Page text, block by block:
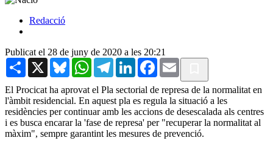
Redacció
Publicat el 28 de juny de 2020 a les 20:21
Share X BlueskyWhatsAppTelegramLinkedInFacebook
Email
El Procicat ha aprovat el Pla sectorial de represa de la normalitat en
l'àmbit residencial. En aquest pla es regula la situació a les
residències per continuar amb les accions de desescalada als centres
i es busca encarar la 'fase de represa' per "recuperar la normalitat al
màxim", sempre garantint les mesures de prevenció.